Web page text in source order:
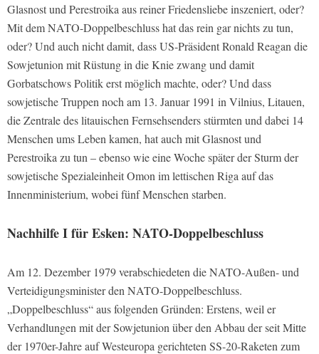
Glasnost und Perestroika aus reiner Friedensliebe inszeniert, oder?
Mit dem NATO-Doppelbeschluss hat das rein gar nichts zu tun,
oder? Und auch nicht damit, dass US-Präsident Ronald Reagan die
Sowjetunion mit Rüstung in die Knie zwang und damit
Gorbatschows Politik erst möglich machte, oder? Und dass
sowjetische Truppen noch am 13. Januar 1991 in Vilnius, Litauen,
die Zentrale des litauischen Fernsehsenders stürmten und dabei 14
Menschen ums Leben kamen, hat auch mit Glasnost und
Perestroika zu tun – ebenso wie eine Woche später der Sturm der
sowjetische Spezialeinheit Omon im lettischen Riga auf das
Innenministerium, wobei fünf Menschen starben.
Nachhilfe I für Esken: NATO-Doppelbeschluss
Am 12. Dezember 1979 verabschiedeten die NATO-Außen- und
Verteidigungsminister den NATO-Doppelbeschluss.
„Doppelbeschluss“ aus folgenden Gründen: Erstens, weil er
Verhandlungen mit der Sowjetunion über den Abbau der seit Mitte
der 1970er-Jahre auf Westeuropa gerichteten SS-20-Raketen zum